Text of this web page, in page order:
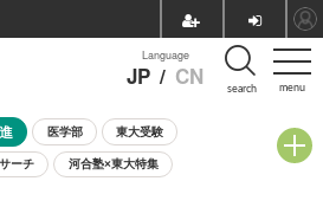
menu
Language
JP / CN search
医学部 東大受験
ーチ 河合塾×東大特集